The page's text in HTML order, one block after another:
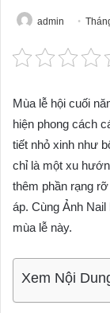
admin
Mùa lễ hội cuối
hiện phong cách
tiết nhỏ xinh như
chỉ là một xu
thêm phần rạng
áp. Cùng Ảnh
mùa lễ này.
Xem Nội